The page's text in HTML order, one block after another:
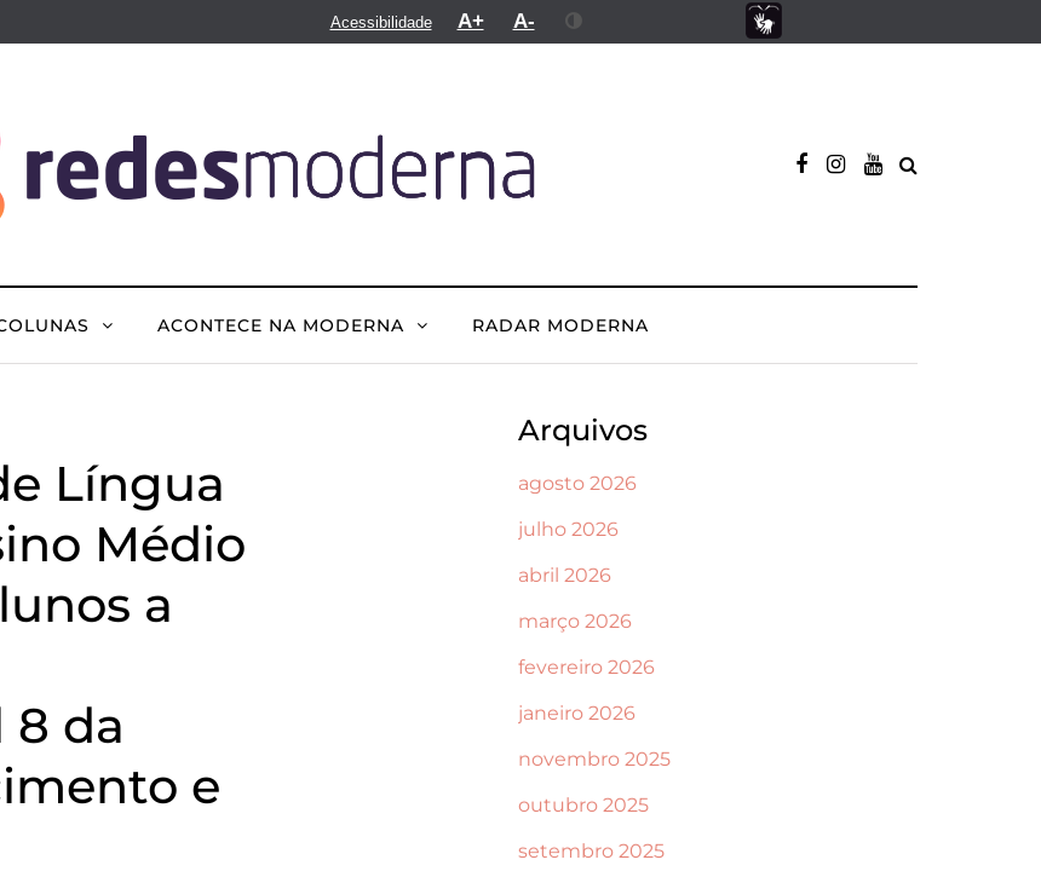
Acessibilidade A+ A-
ACONTECE NA MODERNA RADAR MODERNA
Língua
Médio
a
8 da
e
Arquivos
agosto 2026
julho 2026
abril 2026
março 2026
fevereiro 2026
janeiro 2026
novembro 2025
outubro 2025
setembro 2025